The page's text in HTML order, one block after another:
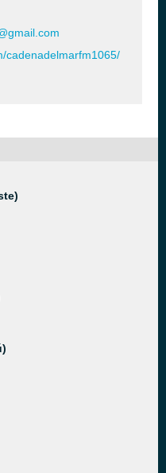
cadenadelmarfm1065/